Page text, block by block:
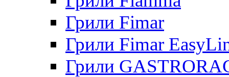
Грили Fimar
Грили Fimar
Грили